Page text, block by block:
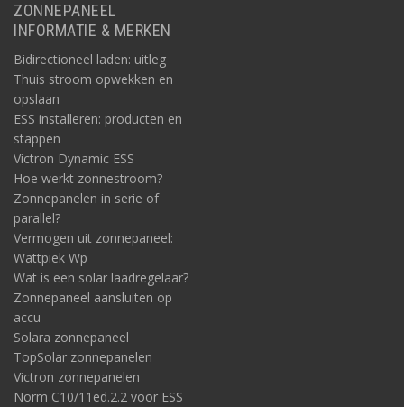
ZONNEPANEEL
INFORMATIE & MERKEN
Bidirectioneel laden: uitleg
Thuis stroom opwekken en
opslaan
ESS installeren: producten en
stappen
Victron Dynamic ESS
Hoe werkt zonnestroom?
Zonnepanelen in serie of
parallel?
Vermogen uit zonnepaneel:
Wattpiek Wp
Wat is een solar laadregelaar?
Zonnepaneel aansluiten op
accu
Solara zonnepaneel
TopSolar zonnepanelen
Victron zonnepanelen
Norm C10/11ed.2.2 voor ESS